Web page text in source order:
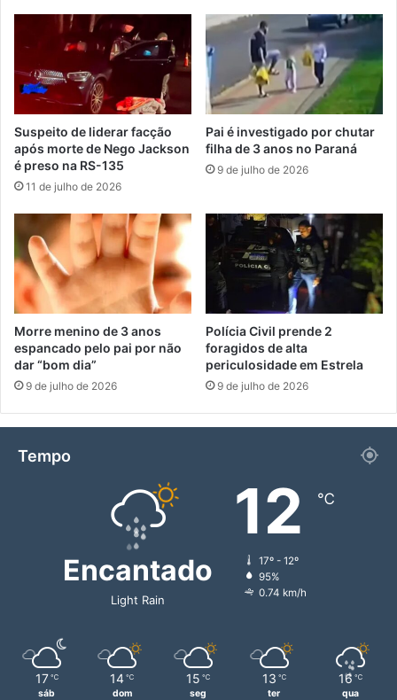
Suspeito de liderar facção
após morte de Nego Jackson
é preso na RS-135
11 de julho de 2026
Pai é investigado por chutar
filha de 3 anos no Paraná
9 de julho de 2026
Morre menino de 3 anos
espancado pelo pai por não
dar “bom dia”
9 de julho de 2026
Polícia Civil prende 2
foragidos de alta
periculosidade em Estrela
9 de julho de 2026
Tempo
Encantado
Light Rain
12 ℃
17º - 12º
95%
0.74 km/h
17 ℃
sáb
14 ℃
dom
15 ℃
seg
13 ℃
ter
16 ℃
qua